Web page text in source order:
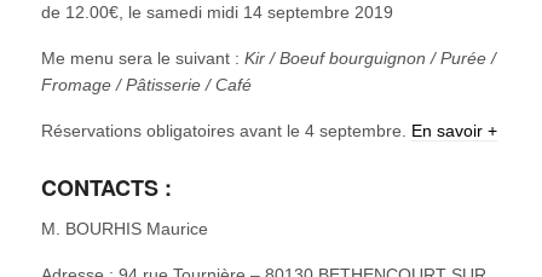
de 12.00€, le samedi midi 14 septembre 2019
Me menu sera le suivant : Kir / Boeuf bourguignon / Purée /
Fromage / Pâtisserie / Café
Réservations obligatoires avant le 4 septembre. En savoir +
CONTACTS :
M. BOURHIS Maurice